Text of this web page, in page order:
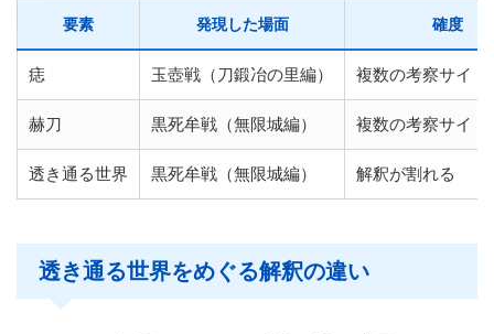
要素 発現した場面 確度
痣 玉壺戦（刀鍛冶の里編） 複数の考察サイト
赫刀 黒死牟戦（無限城編） 複数の考察サイト
透き通る世界 黒死牟戦（無限城編） 解釈が割れる
透き通る世界をめぐる解釈の違い